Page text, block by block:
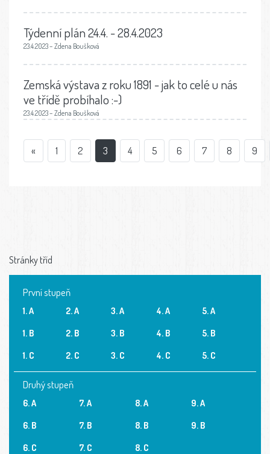
Týdenní plán 24.4. - 28.4.2023
23.4.2023 – Zdena Boušková
Zemská výstava z roku 1891 - jak to celé u nás
ve třídě probíhalo :-)
23.4.2023 – Zdena Boušková
« 1 2 3 4 5 6 7 8 9
Stránky tříd
První stupeň
1. A
1. B
1. C
2. A
2. B
2. C
3. A
3. B
3. C
4. A
4. B
4. C
5. A
5. B
5. C
Druhý stupeň
6. A
6. B
6. C
7. A
7. B
7. C
8. A
8. B
8. C
9. A
9. B